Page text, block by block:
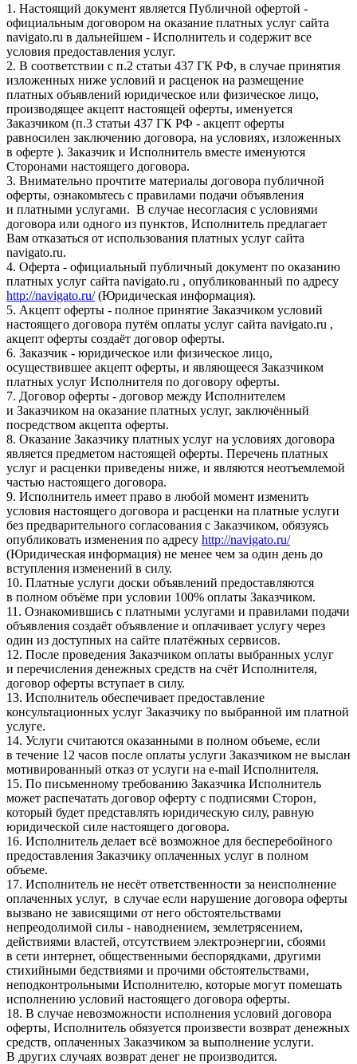
1. Настоящий документ является Публичной офертой -
официальным договором на оказание платных услуг сайта
navigato.ru в дальнейшем - Исполнитель и содержит все
условия предоставления услуг.
2. В соответствии с п.2 статьи 437 ГК РФ, в случае принятия
изложенных ниже условий и расценок на размещение
платных объявлений юридическое или физическое лицо,
производящее акцепт настоящей оферты, именуется
Заказчиком (п.3 статьи 437 ГК РФ - акцепт оферты
равносилен заключению договора, на условиях, изложенных
в оферте ). Заказчик и Исполнитель вместе именуются
Сторонами настоящего договора.
3. Внимательно прочтите материалы договора публичной
оферты, ознакомьтесь с правилами подачи объявления
и платными услугами. В случае несогласия с условиями
договора или одного из пунктов, Исполнитель предлагает
Вам отказаться от использования платных услуг сайта
navigato.ru.
4. Оферта - официальный публичный документ по оказанию
платных услуг сайта navigato.ru , опубликованный по адресу
http://navigato.ru/(Юридическая информация).
5. Акцепт оферты - полное принятие Заказчиком условий
настоящего договора путём оплаты услуг сайта navigato.ru ,
акцепт оферты создаёт договор оферты.
6. Заказчик - юридическое или физическое лицо,
осуществившее акцепт оферты, и являющееся Заказчиком
платных услуг Исполнителя по договору оферты.
7. Договор оферты - договор между Исполнителем
и Заказчиком на оказание платных услуг, заключённый
посредством акцепта оферты.
8. Оказание Заказчику платных услуг на условиях договора
является предметом настоящей оферты. Перечень платных
услуг и расценки приведены ниже, и являются неотъемлемой
частью настоящего договора.
9. Исполнитель имеет право в любой момент изменить
условия настоящего договора и расценки на платные услуги
без предварительного согласования с Заказчиком, обязуясь
опубликовать изменения по адресу http://navigato.ru/
(Юридическая информация) не менее чем за один день до
вступления изменений в силу.
10. Платные услуги доски объявлений предоставляются
в полном объёме при условии 100% оплаты Заказчиком.
11. Ознакомившись с платными услугами и правилами подачи
объявления создаёт объявление и оплачивает услугу через
один из доступных на сайте платёжных сервисов.
12. После проведения Заказчиком оплаты выбранных услуг
и перечисления денежных средств на счёт Исполнителя,
договор оферты вступает в силу.
13. Исполнитель обеспечивает предоставление
консультационных услуг Заказчику по выбранной им платной
услуге.
14. Услуги считаются оказанными в полном объеме, если
в течение 12 часов после оплаты услуги Заказчиком не выслан
мотивированный отказ от услуги на e-mail Исполнителя.
15. По письменному требованию Заказчика Исполнитель
может распечатать договор оферту с подписями Сторон,
который будет представлять юридическую силу, равную
юридической силе настоящего договора.
16. Исполнитель делает всё возможное для бесперебойного
предоставления Заказчику оплаченных услуг в полном
объеме.
17. Исполнитель не несёт ответственности за неисполнение
оплаченных услуг, в случае если нарушение договора оферты
вызвано не зависящими от него обстоятельствами
непреодолимой силы - наводнением, землетрясением,
действиями властей, отсутствием электроэнергии, сбоями
в сети интернет, общественными беспорядками, другими
стихийными бедствиями и прочими обстоятельствами,
неподконтрольными Исполнителю, которые могут помешать
исполнению условий настоящего договора оферты.
18. В случае невозможности исполнения условий договора
оферты, Исполнитель обязуется произвести возврат денежных
средств, оплаченных Заказчиком за выполнение услуги.
В других случаях возврат денег не производится.